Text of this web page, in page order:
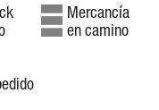
Mercancía
en camino